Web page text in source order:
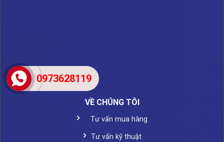
VỀ CHÚNG TÔI
Tư vấn mua hàng
Tư vấn kỹ thuật
0973628119